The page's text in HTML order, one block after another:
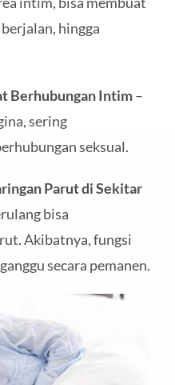
hingga
Berhubungan Intim–
sering
seksual.
Parut di Sekitar
bisa
Akibatnya, fungsi
secara pemanen.